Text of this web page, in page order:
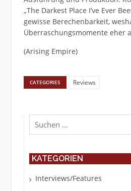
„The Darkest Place I’ve Ever
gewisse Berechenbarkeit,
Überraschungsmomente eher
(Arising Empire)
CATEGORIES Reviews
Suchen
nach:
KATEGORIEN
Interviews/Features